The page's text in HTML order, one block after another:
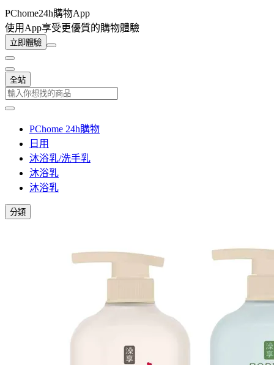
PChome24h購物App
使用App享受更優質的購物體驗
立即體驗
全站
PChome 24h購物
日用
沐浴乳/洗手乳
沐浴乳
沐浴乳
分類